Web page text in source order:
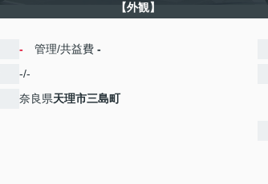
【外観】
- 管理/共益費 -
-/-
奈良県天理市三島町